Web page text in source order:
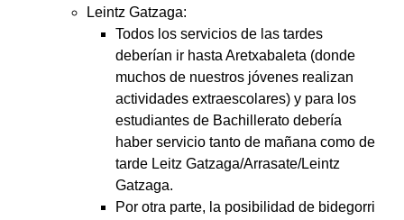
Leintz Gatzaga:
Todos los servicios de las tardes
deberían ir hasta Aretxabaleta (donde
muchos de nuestros jóvenes realizan
actividades extraescolares) y para los
estudiantes de Bachillerato debería
haber servicio tanto de mañana como de
tarde Leitz Gatzaga/Arrasate/Leintz
Gatzaga.
Por otra parte, la posibilidad de bidegorri